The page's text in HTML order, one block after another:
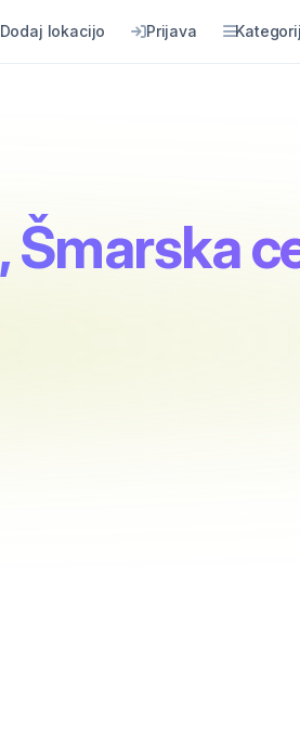
Dodaj lokacijo Prijava
, Šmarska